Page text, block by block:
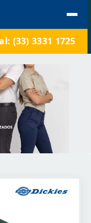
(33) 3331 1725